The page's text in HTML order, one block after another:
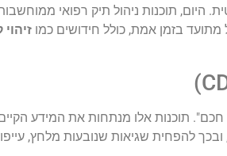
היום, תוכנות ניהול תיק רפואי
בזמן אמת, כולל חידושים כמו
תוכנות אלו מנתחות את המידע
ובכך להפחית שגיאות שנובעות מלחץ,